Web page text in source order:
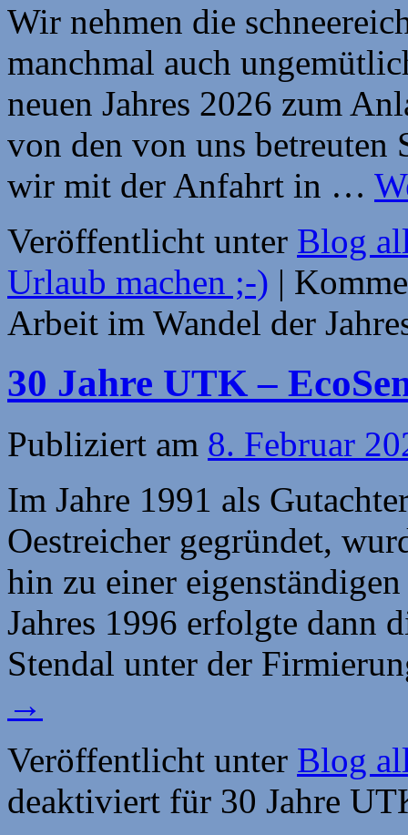
Wir nehmen die
manchmal auch
neuen Jahres 2026 zum
von den von uns betreuten
wir mit der Anfahrt in …
Veröffentlicht unter Blog
Urlaub machen ;-) |
Arbeit im Wandel der
30 Jahre UTK –
Publiziert am 8. Februar
Im Jahre 1991 als
Oestreicher gegründet,
hin zu einer
Jahres 1996 erfolgte dann
Stendal unter der
→
Veröffentlicht unter Blog
deaktiviert für 30 Jahre